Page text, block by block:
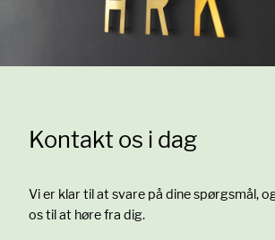
Kontakt os i dag
Vi er klar til at svare på dine spørgsmål,
os til at høre fra dig.